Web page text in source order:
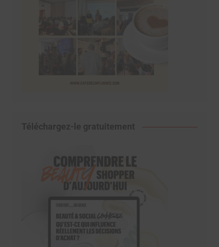
Téléchargez-le gratuitement